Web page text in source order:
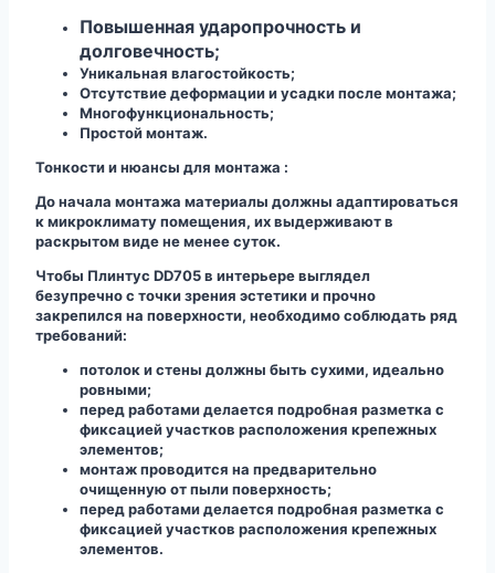
Повышенная ударопрочность и
долговечность;
Уникальная влагостойкость;
Отсутствие деформации и усадки после монтажа;
Многофункциональность;
Простой монтаж.
Тонкости и нюансы для монтажа :
До начала монтажа материалы должны адаптироваться
к микроклимату помещения, их выдерживают в
раскрытом виде не менее суток.
Чтобы Плинтус DD705 в интерьере выглядел
безупречно с точки зрения эстетики и прочно
закрепился на поверхности, необходимо соблюдать ряд
требований:
потолок и стены должны быть сухими, идеально
ровными;
перед работами делается подробная разметка с
фиксацией участков расположения крепежных
элементов;
монтаж проводится на предварительно
очищенную от пыли поверхность;
перед работами делается подробная разметка с
фиксацией участков расположения крепежных
элементов.